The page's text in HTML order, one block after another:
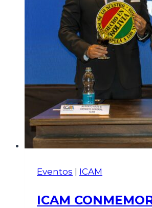
Eventos ICAM
ICAM